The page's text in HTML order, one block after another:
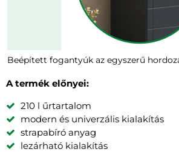
Beépített fogantyúk az egyszerű
A termék előnyei:
210 l űrtartalom
modern és univerzális kialakítás
strapabíró anyag
lezárható kialakítás